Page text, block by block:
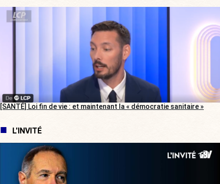
[SANTÉ] Loi fin de vie : et maintenant la « démocratie sanitaire »
L'INVITÉ